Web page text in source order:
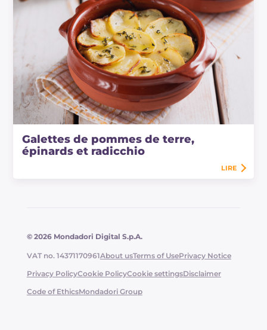
Galettes de pommes de terre,
épinards et radicchio
LIRE
© 2026 Mondadori Digital S.p.A.
VAT no. 14371170961About usTerms of UsePrivacy Notice
Privacy PolicyCookie PolicyCookie settingsDisclaimer
Code of EthicsMondadori Group